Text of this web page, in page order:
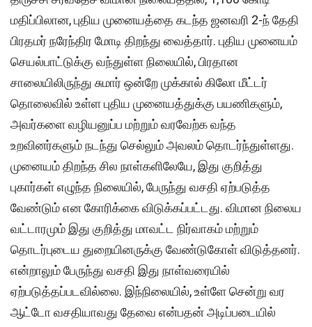
மதிப்பிலான, புதிய முனையத்தை கடந்த ஜனவரி 2-ந் தேதி
பிரதமர் நரேந்திர மோடி திறந்து வைத்தார். புதிய முனையம்
செயல்பாட்டுக்கு வந்துள்ள நிலையில், பிரதான
சாலையிலிருந்து சுமார் ஒன்றே முக்கால் கிலோ மீட்டர்
தொலைவில் உள்ள புதிய முனையத்துக்கு பயணிகளும்,
அவர்களை வழியனுப்ப மற்றும் வரவேற்க வந்த
உறவினர்களும் நடந்து செல்லும் அவலம் தொடர்ந்துள்ளது.
முனையம் திறந்த சில நாள்களிலேயே, இது குறித்து
புகார்கள் எழுந்த நிலையில், பேருந்து வசதி ஏற்படுத்த
வேண்டும் என கோரிக்கை விடுக்கப்பட்டது. விமான நிலைய
வட்டாரமும் இது குறித்து மாவட்ட நிர்வாகம் மற்றும்
தொடர்புடைய துறையினருக்கு வேண்டுகோள் விடுத்தனர்.
என்றாலும் பேருந்து வசதி இது நாள்வரையில்
ஏற்படுத்தப்படவில்லை. இந்நிலையில், உள்ளே சென்று வர
ஆட்டோ வசதியாவது தேவை என்பதன் அடிப்படையில்